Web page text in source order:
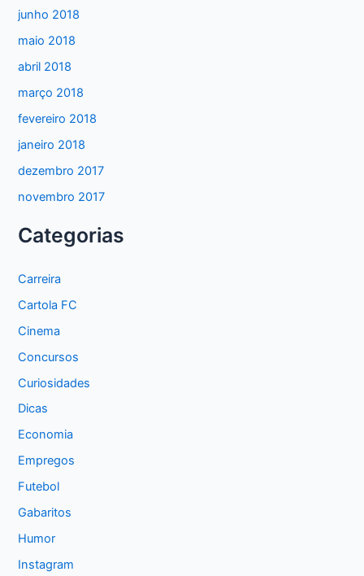
junho 2018
maio 2018
abril 2018
março 2018
fevereiro 2018
janeiro 2018
dezembro 2017
novembro 2017
Categorias
Carreira
Cartola FC
Cinema
Concursos
Curiosidades
Dicas
Economia
Empregos
Futebol
Gabaritos
Humor
Instagram